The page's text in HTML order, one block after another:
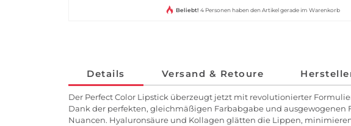
Beliebt! 4 Personen haben den Artikel gerade im Warenkorb
Details Versand & Retoure
Der Perfect Color Lipstick überzeugt jetzt mit revolutionierter
Dank der perfekten, gleichmäßigen Farbabgabe und
Nuancen. Hyaluronsäure und Kollagen glätten die Lippen,